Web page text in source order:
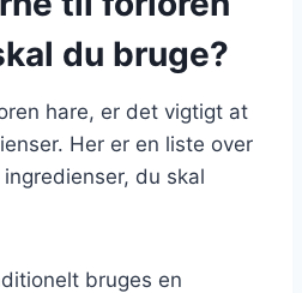
du bruge?
hare, er det vigtigt at
Her er en liste over
du skal
bruges en